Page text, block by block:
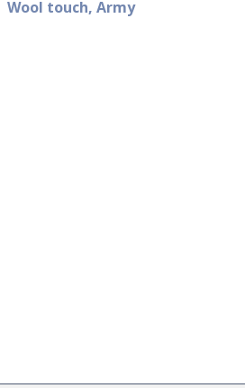
Wool touch, Army